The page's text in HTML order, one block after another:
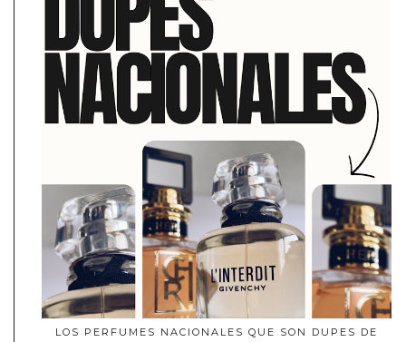
LOS PERFUMES NACIONALES QUE SON DUPES DE